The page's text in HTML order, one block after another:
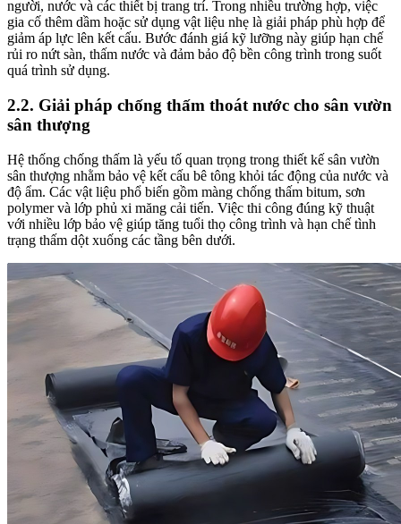
người, nước và các thiết bị trang trí. Trong nhiều trường hợp, việc
gia cố thêm dầm hoặc sử dụng vật liệu nhẹ là giải pháp phù hợp để
giảm áp lực lên kết cấu. Bước đánh giá kỹ lưỡng này giúp hạn chế
rủi ro nứt sàn, thấm nước và đảm bảo độ bền công trình trong suốt
quá trình sử dụng.
2.2. Giải pháp chống thấm thoát nước cho sân vườn
sân thượng
Hệ thống chống thấm là yếu tố quan trọng trong thiết kế sân vườn
sân thượng nhằm bảo vệ kết cấu bê tông khỏi tác động của nước và
độ ẩm. Các vật liệu phổ biến gồm màng chống thấm bitum, sơn
polymer và lớp phủ xi măng cải tiến. Việc thi công đúng kỹ thuật
với nhiều lớp bảo vệ giúp tăng tuổi thọ công trình và hạn chế tình
trạng thấm dột xuống các tầng bên dưới.